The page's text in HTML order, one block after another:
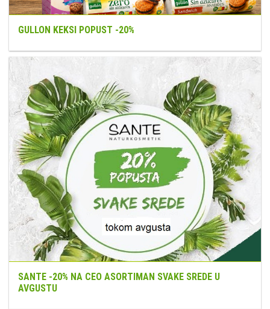
GULLON KEKSI POPUST -20%
SANTE -20% NA CEO ASORTIMAN SVAKE SREDE U
AVGUSTU